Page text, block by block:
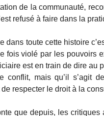
de la communauté,
refusé à faire dans la
dans toute cette histoire
fois violé par les pouvoirs
est en train de dire au
conflit, mais qu’il s’agit
respecter le droit à la
que depuis, les